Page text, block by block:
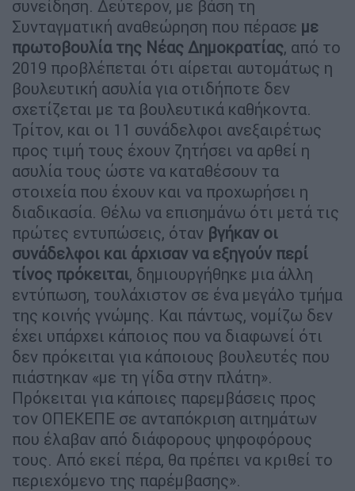
συνείδηση. Δεύτερον, με βάση τη
Συνταγματική αναθεώρηση που πέρασε με
πρωτοβουλία της Νέας Δημοκρατίας, από το
2019 προβλέπεται ότι αίρεται αυτομάτως η
βουλευτική ασυλία για οτιδήποτε δεν
σχετίζεται με τα βουλευτικά καθήκοντα.
Τρίτον, και οι 11 συνάδελφοι ανεξαιρέτως
προς τιμή τους έχουν ζητήσει να αρθεί η
ασυλία τους ώστε να καταθέσουν τα
στοιχεία που έχουν και να προχωρήσει η
διαδικασία. Θέλω να επισημάνω ότι μετά τις
πρώτες εντυπώσεις, όταν βγήκαν οι
συνάδελφοι και άρχισαν να εξηγούν περί
τίνος πρόκειται, δημιουργήθηκε μια άλλη
εντύπωση, τουλάχιστον σε ένα μεγάλο τμήμα
της κοινής γνώμης. Και πάντως, νομίζω δεν
έχει υπάρχει κάποιος που να διαφωνεί ότι
δεν πρόκειται για κάποιους βουλευτές που
πιάστηκαν «με τη γίδα στην πλάτη».
Πρόκειται για κάποιες παρεμβάσεις προς
τον ΟΠΕΚΕΠΕ σε ανταπόκριση αιτημάτων
που έλαβαν από διάφορους ψηφοφόρους
τους. Από εκεί πέρα, θα πρέπει να κριθεί το
περιεχόμενο της παρέμβασης».